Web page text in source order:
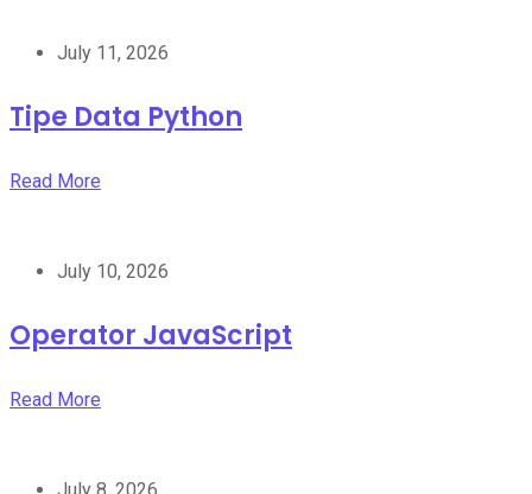
July 11, 2026
Tipe Data Python
Read More
July 10, 2026
Operator JavaScript
Read More